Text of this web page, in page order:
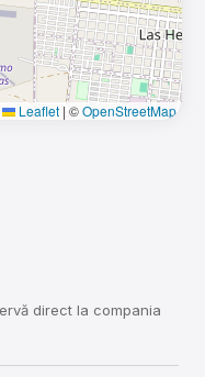
Leaflet | ©OpenStreetMap
direct la compania